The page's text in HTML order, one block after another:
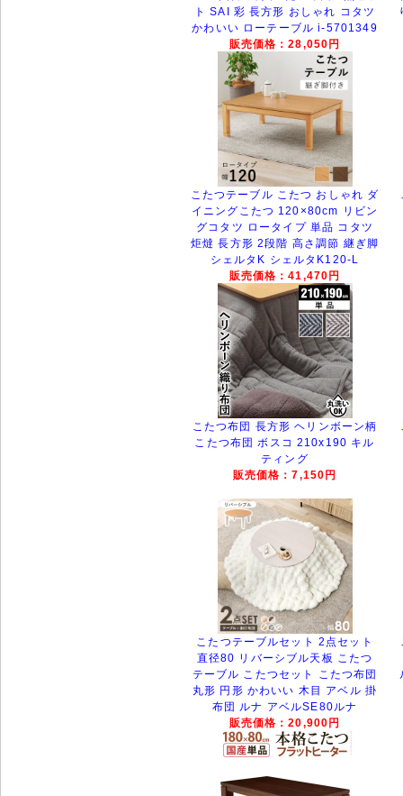
ト SAI 彩 長方形 おしゃれ コタツ
かわいい ローテーブル i-5701349
販売価格：28,050円
こたつテーブル こたつ おしゃれ ダ
イニングこたつ 120×80cm リビン
グコタツ ロータイプ 単品 コタツ
炬燵 長方形 2段階 高さ調節 継ぎ脚
シェルタK シェルタK120-L
販売価格：41,470円
こたつ布団 長方形 ヘリンボーン柄
こたつ布団 ボスコ 210x190 キル
ティング
販売価格：7,150円
こたつテーブルセット 2点セット
直径80 リバーシブル天板 こたつ
テーブル こたつセット こたつ布団
丸形 円形 かわいい 木目 アベル 掛
布団 ルナ アベルSE80ルナ
販売価格：20,900円